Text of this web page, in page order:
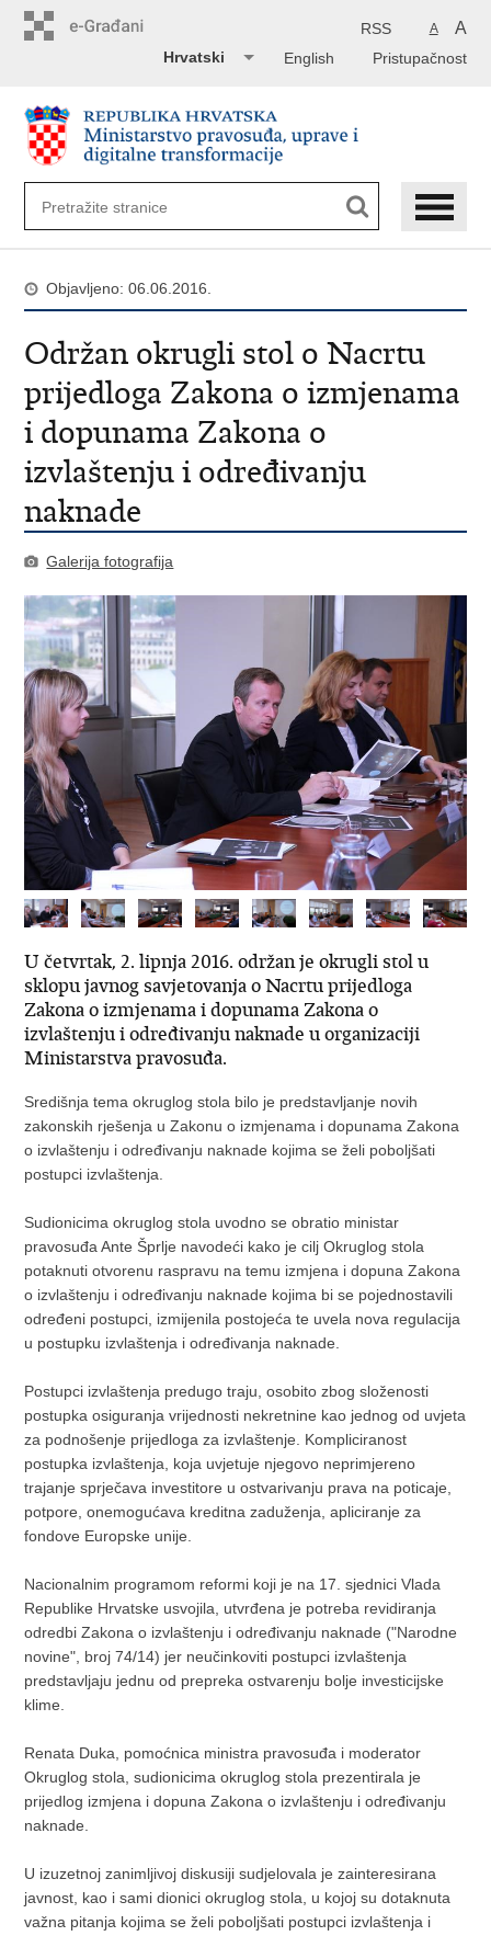
A A
RSS
Pristupačnost
English
Hrvatski
Objavljeno: 06.06.2016.
Održan okrugli stol o Nacrtu
prijedloga Zakona o izmjenama
i dopunama Zakona o
izvlaštenju i određivanju
naknade
Galerija fotografija
U četvrtak, 2. lipnja 2016. održan je okrugli stol u
sklopu javnog savjetovanja o Nacrtu prijedloga
Zakona o izmjenama i dopunama Zakona o
izvlaštenju i određivanju naknade u organizaciji
Ministarstva pravosuđa.
Središnja tema okruglog stola bilo je predstavljanje novih
zakonskih rješenja u Zakonu o izmjenama i dopunama Zakona
o izvlaštenju i određivanju naknade kojima se želi poboljšati
postupci izvlaštenja.
Sudionicima okruglog stola uvodno se obratio ministar
pravosuđa Ante Šprlje navodeći kako je cilj Okruglog stola
potaknuti otvorenu raspravu na temu izmjena i dopuna Zakona
o izvlaštenju i određivanju naknade kojima bi se pojednostavili
određeni postupci, izmijenila postojeća te uvela nova regulacija
u postupku izvlaštenja i određivanja naknade.
Postupci izvlaštenja predugo traju, osobito zbog složenosti
postupka osiguranja vrijednosti nekretnine kao jednog od uvjeta
za podnošenje prijedloga za izvlaštenje. Kompliciranost
postupka izvlaštenja, koja uvjetuje njegovo neprimjereno
trajanje sprječava investitore u ostvarivanju prava na poticaje,
potpore, onemogućava kreditna zaduženja, apliciranje za
fondove Europske unije.
Nacionalnim programom reformi koji je na 17. sjednici Vlada
Republike Hrvatske usvojila, utvrđena je potreba revidiranja
odredbi Zakona o izvlaštenju i određivanju naknade ("Narodne
novine", broj 74/14) jer neučinkoviti postupci izvlaštenja
predstavljaju jednu od prepreka ostvarenju bolje investicijske
klime.
Renata Duka, pomoćnica ministra pravosuđa i moderator
Okruglog stola, sudionicima okruglog stola prezentirala je
prijedlog izmjena i dopuna Zakona o izvlaštenju i određivanju
naknade.
U izuzetnoj zanimljivoj diskusiji sudjelovala je zainteresirana
javnost, kao i sami dionici okruglog stola, u kojoj su dotaknuta
važna pitanja kojima se želi poboljšati postupci izvlaštenja i